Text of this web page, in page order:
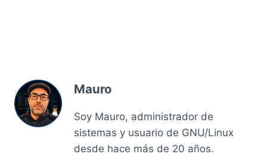
Mauro
Soy Mauro, administrador de
sistemas y usuario de GNU/Linux
desde hace más de 20 años.